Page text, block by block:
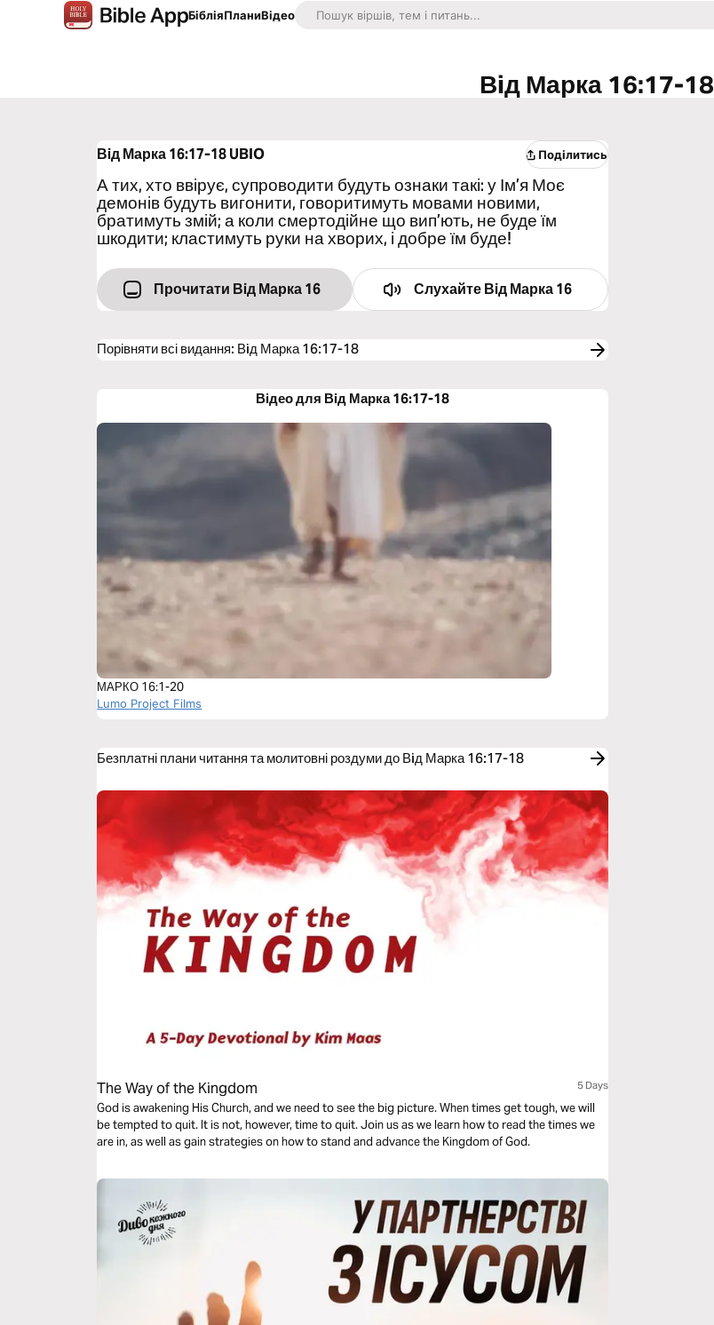
БібліяПланиВідео
Вiд Марка 16:17-18
Вiд Марка 16:17-18UBIO Поділитись
А тих, хто ввірує, супроводити будуть ознаки такі: у Ім’я Моє
демонів будуть вигонити, говоритимуть мовами новими,
братимуть змій; а коли смертодійне що вип’ють, не буде їм
шкодити; кластимуть руки на хворих, і добре їм буде!
Прочитати Вiд Марка 16 СлухайтеВiд Марка 16
Порівняти всі видання: Вiд Марка 16:17-18
Відео для Вiд Марка 16:17-18
МАРКО 16:1-20
Lumo Project Films
Безплатні плани читання та молитовні роздуми до Вiд Марка 16:17-18
The Way of the Kingdom 5 Days
God is awakening His Church, and we need to see the big picture. When times get tough, we will
be tempted to quit. It is not, however, time to quit. Join us as we learn how to read the times we
are in, as well as gain strategies on how to stand and advance the Kingdom of God.